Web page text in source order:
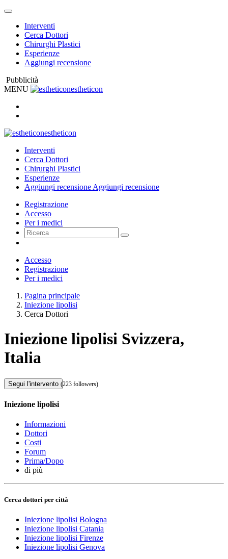
Interventi
Cerca Dottori
Chirurghi Plastici
Esperienze
Aggiungi recensione
Pubblicità
MENU
estheticon
estheticon
Interventi
Cerca Dottori
Chirurghi Plastici
Esperienze
Aggiungi recensione Aggiungi recensione
Registrazione
Accesso
Per i medici
Accesso
Registrazione
Per i medici
Pagina principale
Iniezione lipolisi
Cerca Dottori
Iniezione lipolisi Svizzera,
Italia
Segui l'intervento (223 followers)
Iniezione lipolisi
Informazioni
Dottori
Costi
Forum
Prima/Dopo
di più
Cerca dottori per città
Iniezione lipolisi Bologna
Iniezione lipolisi Catania
Iniezione lipolisi Firenze
Iniezione lipolisi Genova